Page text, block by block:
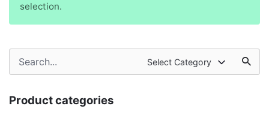
Search
for
Select Category
Product categories
selection.